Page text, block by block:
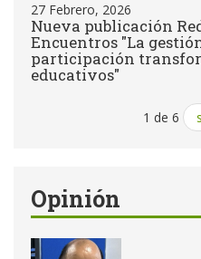
27 Febrero, 2026
Nueva publicación
Encuentros "La
participación
educativos"
1 de 6
Opinión